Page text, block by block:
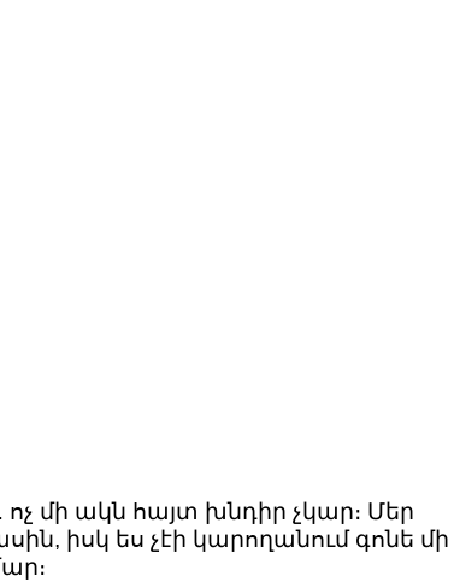
մի ակն հայտ խնդիր չկար։ Մեր
իսկ ես չէի կարողանում գոնե մի